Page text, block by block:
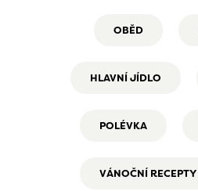
OBĚD
HLAVNÍ JÍDLO
POLÉVKA
VÁNOČNÍ RECEPTY